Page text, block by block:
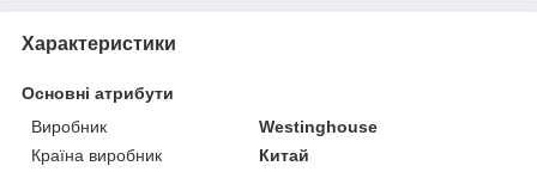
Характеристики
Основні атрибути
Виробник
Westinghouse
Країна виробник
Китай